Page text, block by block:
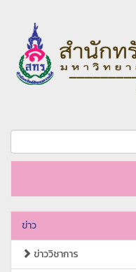
ข่าว
ข่าววิชาการ